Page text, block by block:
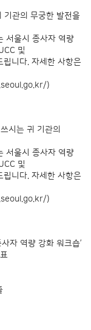
기관의 무궁한 발전을
서울시 종사자 역량
및
립니다. 자세한 사항은
)
시는 귀 기관의
서울시 종사자 역량
및
립니다. 자세한 사항은
)
자 역량 강화 워크숍’